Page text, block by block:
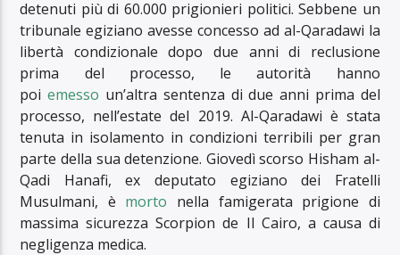
detenuti più di 60.000 prigionieri politici. Sebbene un
tribunale egiziano avesse concesso ad al-Qaradawi la
libertà condizionale dopo due anni di reclusione
prima del processo, le autorità hanno
poiemesso un’altra sentenza di due anni prima del
processo, nell’estate del 2019. Al-Qaradawi è stata
tenuta in isolamento in condizioni terribili per gran
parte della sua detenzione. Giovedì scorso Hisham al-
Qadi Hanafi, ex deputato egiziano dei Fratelli
Musulmani, è morto nella famigerata prigione di
massima sicurezza Scorpion de Il Cairo, a causa di
negligenza medica.